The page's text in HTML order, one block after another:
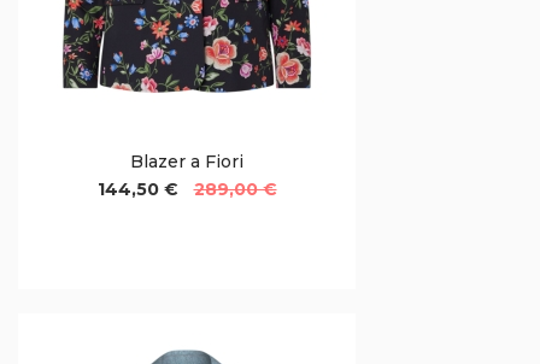
Blazer a Fiori
144,50 €
289,00 €